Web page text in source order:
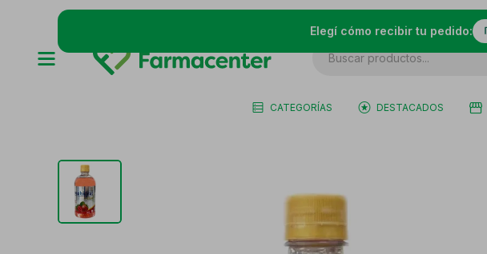
Elegí cómo recibir tu pedido:
CATEGORÍAS DESTACADOS